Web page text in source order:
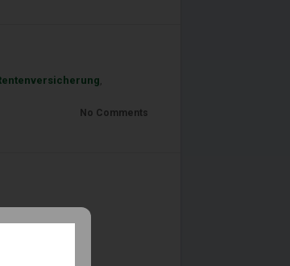
,
No Comments